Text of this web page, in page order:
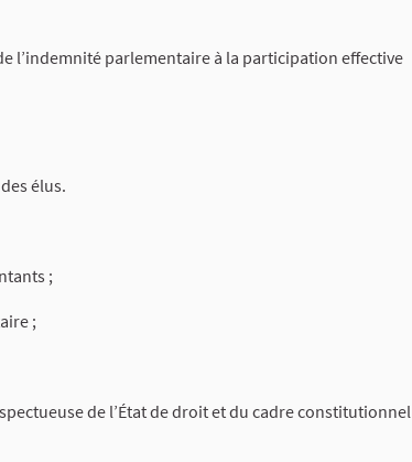
l’indemnité parlementaire à la participation effective
élus.
;
;
de l’État de droit et du cadre constitutionnel